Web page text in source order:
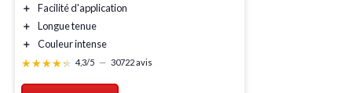
＋
Facilité d'application
＋
Longue tenue
＋
Couleur intense
★★★★★
★★★★★ 4,3/5 — 30722 avis